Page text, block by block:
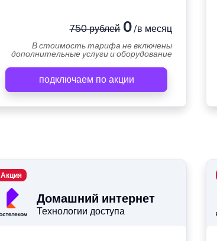
750 рублей0/в месяц
В стоимость тарифа не включены
дополнительные услуги и оборудование
подключаем по акции
Домашний интернет
Технологии доступа
Акция